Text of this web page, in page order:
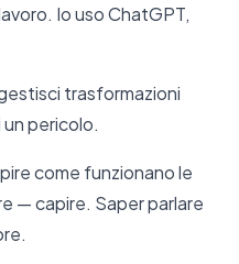
Io uso ChatGPT,
trasformazioni
un pericolo.
come funzionano le
— capire. Saper parlare